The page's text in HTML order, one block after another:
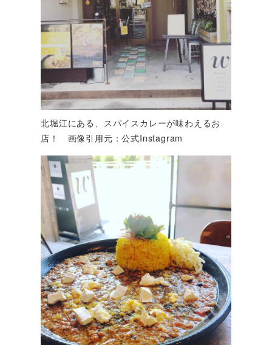
北堀江にある、スパイスカレーが味わえるお
店！ 画像引用元：公式Instagram